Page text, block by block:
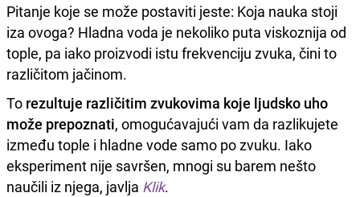
Pitanje koje se može postaviti jeste: Koja nauka stoji
iza ovoga? Hladna voda je nekoliko puta viskoznija od
tople, pa iako proizvodi istu frekvenciju zvuka, čini to
različitom jačinom.
To rezultuje različitim zvukovima koje ljudsko uho
može prepoznati, omogućavajući vam da razlikujete
između tople i hladne vode samo po zvuku. Iako
eksperiment nije savršen, mnogi su barem nešto
naučili iz njega, javlja Klik.